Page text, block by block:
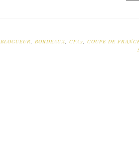
BLOGUEUR, BORDEAUX, CFA2, COUPE DE